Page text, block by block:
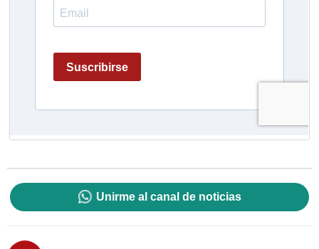
Unirme al canal de noticias